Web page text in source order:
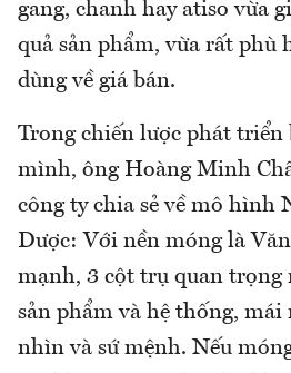
gang, chanh hay atiso vừa
quả sản phẩm, vừa rất phù
dùng về giá bán.
Trong chiến lược phát triển
mình, ông Hoàng Minh
công ty chia sẻ về mô hình
Dược: Với nền móng là
mạnh, 3 cột trụ quan trọng
sản phẩm và hệ thống,
nhìn và sứ mệnh. Nếu